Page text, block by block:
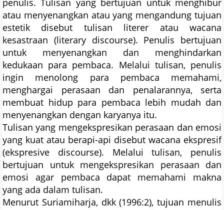
penulis. Tulisan yang bertujuan untuk menghibur
atau menyenangkan atau yang mengandung tujuan
estetik disebut tulisan literer atau wacana
kesastraan (literary discourse). Penulis bertujuan
untuk menyenangkan dan menghindarkan
kedukaan para pembaca. Melalui tulisan, penulis
ingin menolong para pembaca memahami,
menghargai perasaan dan penalarannya, serta
membuat hidup para pembaca lebih mudah dan
menyenangkan dengan karyanya itu.
Tulisan yang mengekspresikan perasaan dan emosi
yang kuat atau berapi-api disebut wacana ekspresif
(ekspresive discourse). Melalui tulisan, penulis
bertujuan untuk mengekspresikan perasaan dan
emosi agar pembaca dapat memahami makna
yang ada dalam tulisan.
Menurut Suriamiharja, dkk (1996:2), tujuan menulis